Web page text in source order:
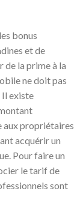
bonus
et de
la prime à la
ne doit pas
existe
aux propriétaires
acquérir un
Pour faire un
le tarif de
sont